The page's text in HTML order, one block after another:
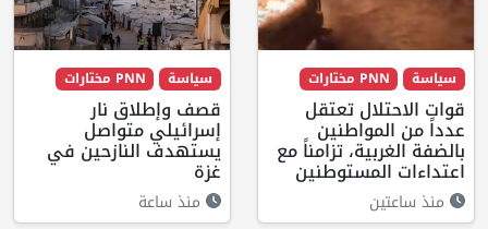
سياسة PNN مختارات
قوات الاحتلال تعتقل
عدداً من المواطنين
بالضفة الغربية، تزامناً مع
اعتداءات المستوطنين
منذ ساعتين
سياسة PNN مختارات
قصف وإطلاق نار
إسرائيلي متواصل
يستهدف النازحين في
غزة
منذ ساعة